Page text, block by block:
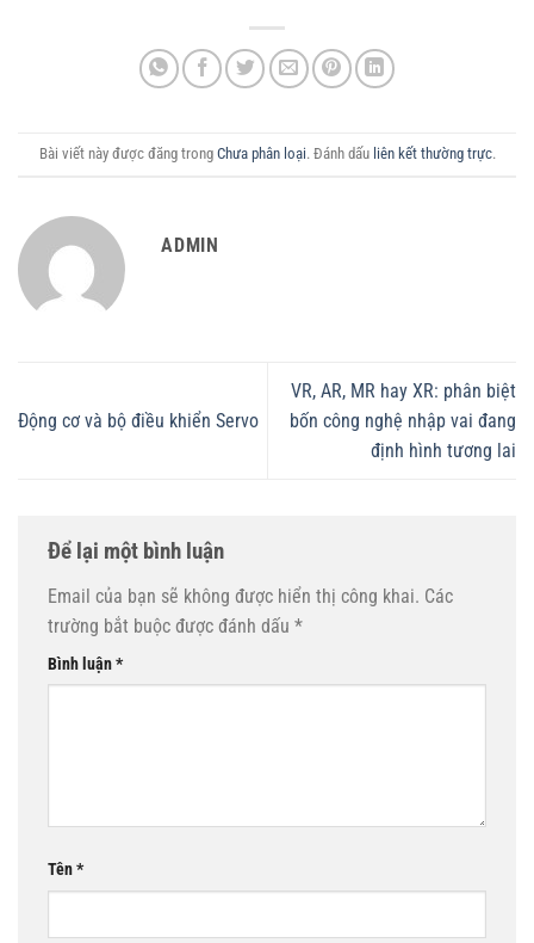
Bài viết này được đăng trong Chưa phân loại. Đánh dấu liên kết thường trực.
ADMIN
Động cơ và bộ điều khiển Servo
VR, AR, MR hay XR: phân biệt
bốn công nghệ nhập vai đang
định hình tương lai
Để lại một bình luận
Email của bạn sẽ không được hiển thị công khai. Các
trường bắt buộc được đánh dấu *
Bình luận*
Tên*